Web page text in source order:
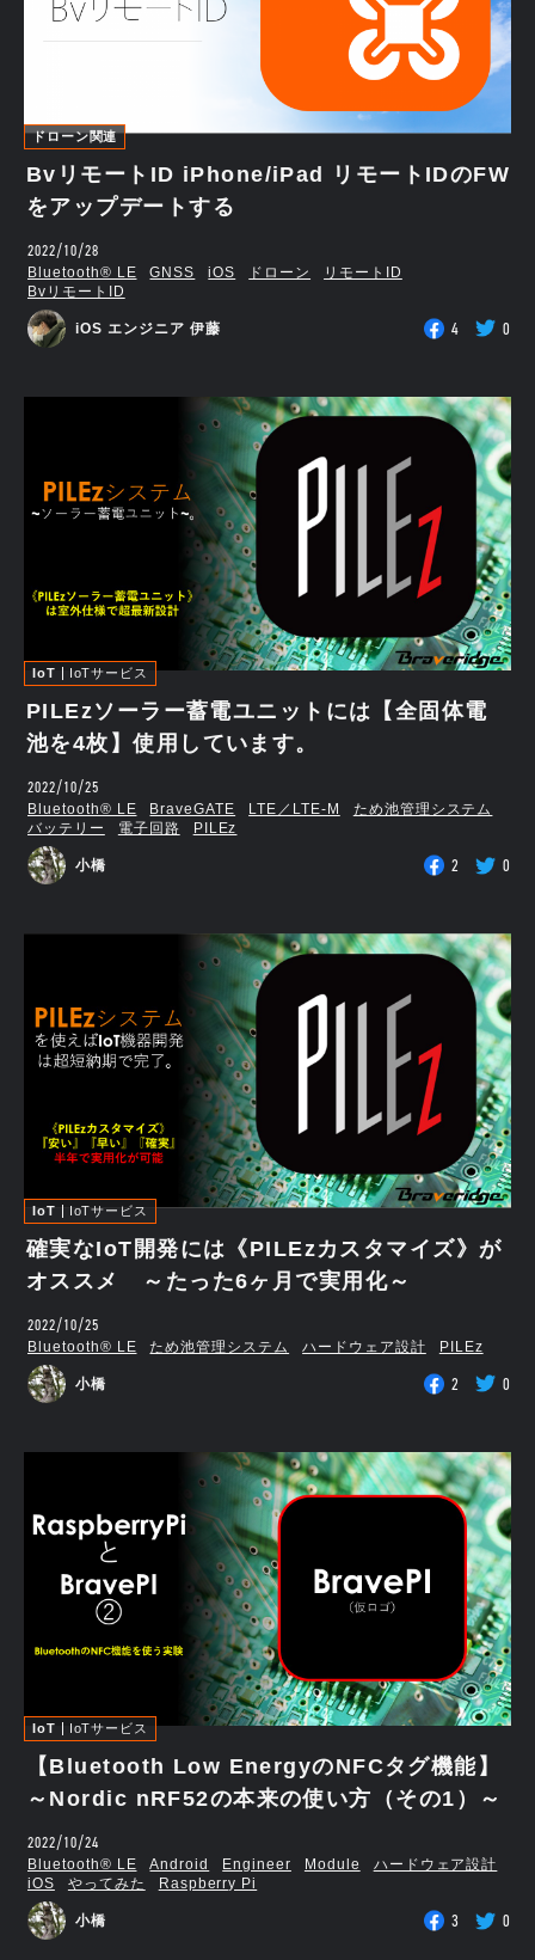
ドローン関連
BvリモートID iPhone/iPad リモートIDのFW
をアップデートする
2022/10/28
Bluetooth®︎ LE GNSS iOS ドローン
リモートID
BvリモートID
iOS エンジニア 伊藤 4 0
IoT IoTサービス
PILEzソーラー蓄電ユニットには【全固体電
池を4枚】使用しています。
2022/10/25
Bluetooth®︎ LE BraveGATE LTE／LTE-M
ため池管理システム
バッテリー
電子回路 PILEz
小橋 2 0
IoT IoTサービス
確実なIoT開発には《PILEzカスタマイズ》が
オススメ ～たった6ヶ月で実用化～
2022/10/25
Bluetooth®︎ LE ため池管理システム ハードウェア設計 PILEz
小橋 2 0
IoT IoTサービス
【Bluetooth Low EnergyのNFCタグ機能】
～Nordic nRF52の本来の使い方（その1）～
2022/10/24
Bluetooth®︎ LE Android Engineer Module
ハードウェア設計
iOS
やってみた Raspberry Pi
小橋 3 0